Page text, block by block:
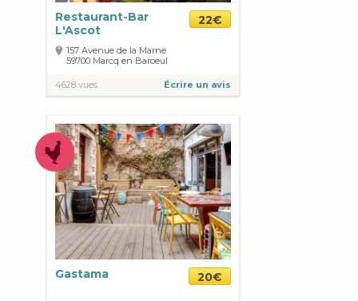
Restaurant-Bar
L'Ascot
22€
157 Avenue de la Marne
59700 Marcq en Baroeul
4628 vues Écrire un avis
Gastama 20€